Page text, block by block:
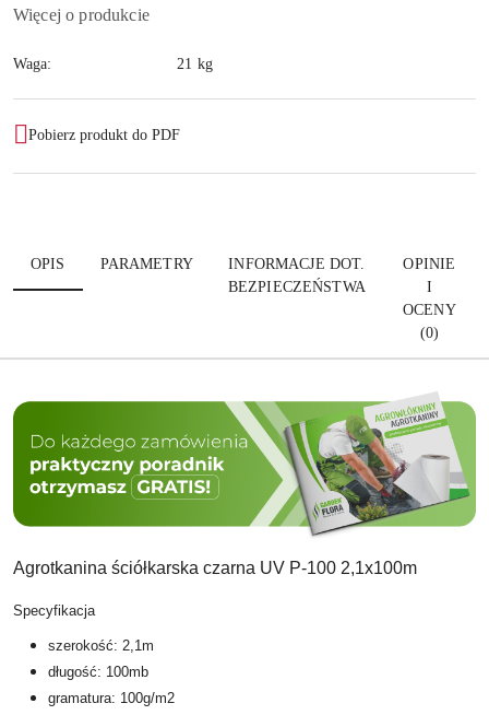
Więcej o produkcie
Waga: 21 kg
Pobierz produkt do PDF
OPIS PARAMETRY
INFORMACJE DOT.
BEZPIECZEŃSTWA
OPINIE
I
OCENY
(0)
Agrotkanina ściółkarska czarna UV P-100 2,1x100m
Specyfikacja
szerokość: 2,1m
długość: 100mb
gramatura: 100g/m2